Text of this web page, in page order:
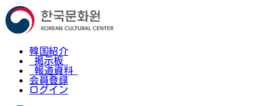
韓国紹介
掲示板
報道資料
会員登録
ログイン